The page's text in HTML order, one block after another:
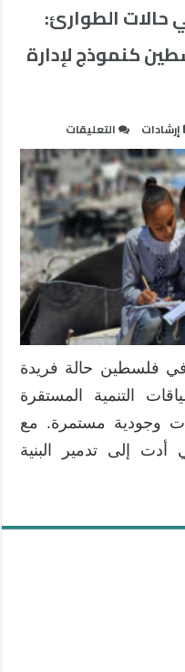
حالات الطوارئ:
كنموذج لإدارة
إرشادات التعليقات
تحليل
سياسات
التعليم
في
حالات
الطوارئ:
النقاط
التعليمية
في
فلسطين
كنموذج
لإدارة
التعافي
مغلقة
في فلسطين حالة فريدة
التنمية المستقرة
وجودية مستمرة. مع
أدت إلى تدمير البنية